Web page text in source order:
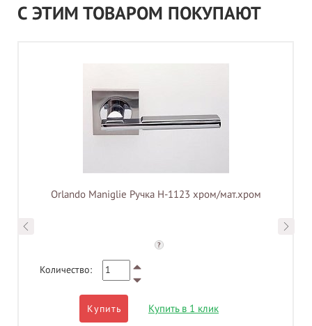
С ЭТИМ ТОВАРОМ ПОКУПАЮТ
Orlando Maniglie Ручка H-1123 хром/мат.хром
?
Количество:
Купить Купить в 1 клик